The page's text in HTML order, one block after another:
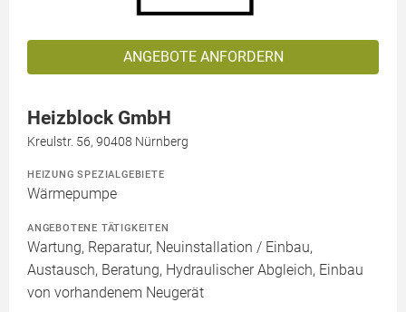
ANGEBOTE ANFORDERN
Heizblock GmbH
Kreulstr. 56, 90408 Nürnberg
HEIZUNG SPEZIALGEBIETE
Wärmepumpe
ANGEBOTENE TÄTIGKEITEN
Wartung, Reparatur, Neuinstallation / Einbau,
Austausch, Beratung, Hydraulischer Abgleich, Einbau
von vorhandenem Neugerät